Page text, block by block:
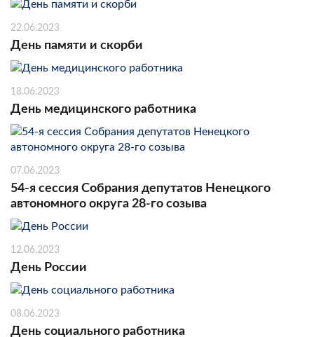
22.06.2023
День памяти и скорби
18.06.2023
День медицинского работника
07.06.2023
54-я сессия Собрания депутатов Ненецкого
автономного округа 28-го созыва
12.06.2023
День России
08.06.2023
День социального работника